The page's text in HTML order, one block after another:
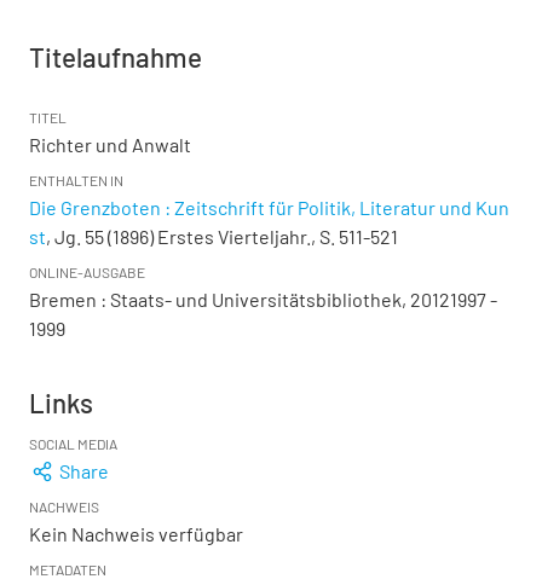
Titelaufnahme
TITEL
Richter und Anwalt
ENTHALTEN IN
Die Grenzboten : Zeitschrift für Politik, Literatur und Kun
st, Jg. 55 (1896) Erstes Vierteljahr., S. 511-521
ONLINE-AUSGABE
Bremen : Staats- und Universitätsbibliothek, 20121997 -
1999
Links
SOCIAL MEDIA
Share
NACHWEIS
Kein Nachweis verfügbar
METADATEN